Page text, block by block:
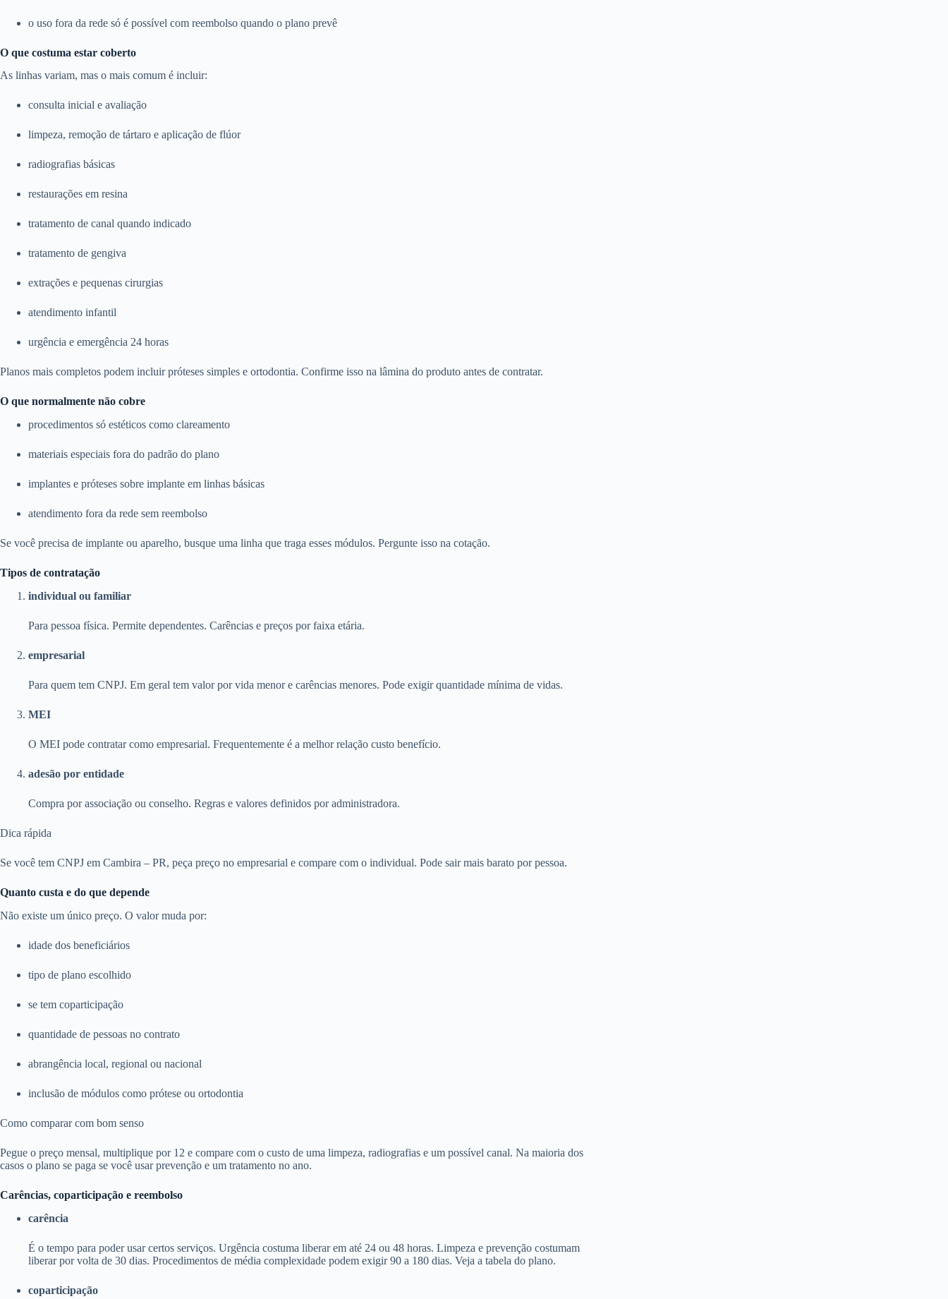
o uso fora da rede só é possível com reembolso quando o plano prevê
O que costuma estar coberto
As linhas variam, mas o mais comum é incluir:
consulta inicial e avaliação
limpeza, remoção de tártaro e aplicação de flúor
radiografias básicas
restaurações em resina
tratamento de canal quando indicado
tratamento de gengiva
extrações e pequenas cirurgias
atendimento infantil
urgência e emergência 24 horas
Planos mais completos podem incluir próteses simples e ortodontia. Confirme isso na lâmina do produto antes de contratar.
O que normalmente não cobre
procedimentos só estéticos como clareamento
materiais especiais fora do padrão do plano
implantes e próteses sobre implante em linhas básicas
atendimento fora da rede sem reembolso
Se você precisa de implante ou aparelho, busque uma linha que traga esses módulos. Pergunte isso na cotação.
Tipos de contratação
individual ou familiar
Para pessoa física. Permite dependentes. Carências e preços por faixa etária.
empresarial
Para quem tem CNPJ. Em geral tem valor por vida menor e carências menores. Pode exigir quantidade mínima de vidas.
MEI
O MEI pode contratar como empresarial. Frequentemente é a melhor relação custo benefício.
adesão por entidade
Compra por associação ou conselho. Regras e valores definidos por administradora.
Dica rápida
Se você tem CNPJ em Cambira – PR, peça preço no empresarial e compare com o individual. Pode sair mais barato por pessoa.
Quanto custa e do que depende
Não existe um único preço. O valor muda por:
idade dos beneficiários
tipo de plano escolhido
se tem coparticipação
quantidade de pessoas no contrato
abrangência local, regional ou nacional
inclusão de módulos como prótese ou ortodontia
Como comparar com bom senso
Pegue o preço mensal, multiplique por 12 e compare com o custo de uma limpeza, radiografias e um possível canal. Na maioria dos
casos o plano se paga se você usar prevenção e um tratamento no ano.
Carências, coparticipação e reembolso
carência
É o tempo para poder usar certos serviços. Urgência costuma liberar em até 24 ou 48 horas. Limpeza e prevenção costumam
liberar por volta de 30 dias. Procedimentos de média complexidade podem exigir 90 a 180 dias. Veja a tabela do plano.
coparticipação